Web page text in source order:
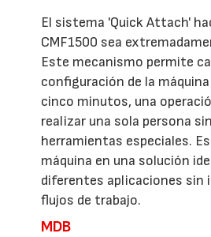
El sistema 'Quick Attach'
CMF1500 sea
Este mecanismo permite
configuración de la
cinco minutos, una
realizar una sola persona
herramientas especiales.
máquina en una solución
diferentes aplicaciones sin
flujos de trabajo.
MDB